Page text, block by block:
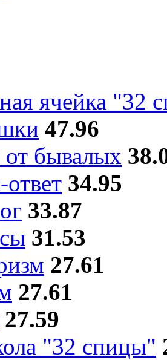
ячейка "32
47.96
бывалых
34.95
33.87
31.53
27.61
27.61
27.59
"32 спицы"